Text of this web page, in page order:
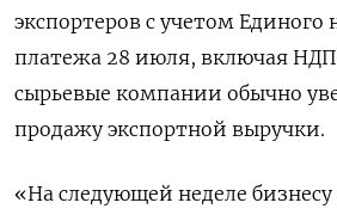
экспортеров с учетом Единого
платежа 28 июля, включая
сырьевые компании обычно
продажу экспортной выручки.
«На следующей неделе бизнесу